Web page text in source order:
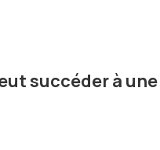
succéder à une